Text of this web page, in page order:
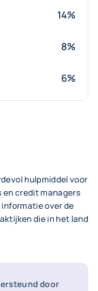
14%
8%
6%
hulpmiddel voor
credit managers
over de
die in het land
door